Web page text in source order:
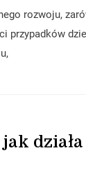
rozwoju,
przypadków